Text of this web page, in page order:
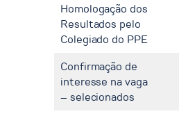
Homologação dos
Resultados pelo
Colegiado do PPE
Confirmação de
interesse na vaga
– selecionados